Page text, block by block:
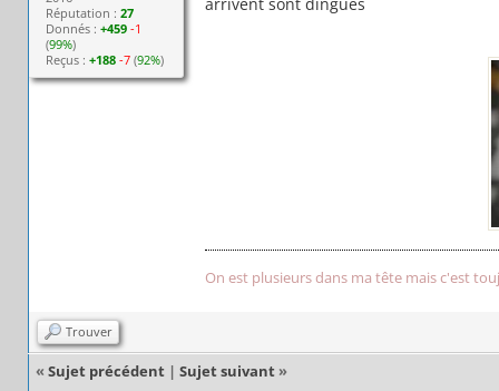
Réputation :27
Donnés :+459 -1
(99%)
Reçus :+188 -7 (92%)
On est plusieurs dans ma tête mais c'est
Trouver
« Sujet précédent | Sujet suivant »